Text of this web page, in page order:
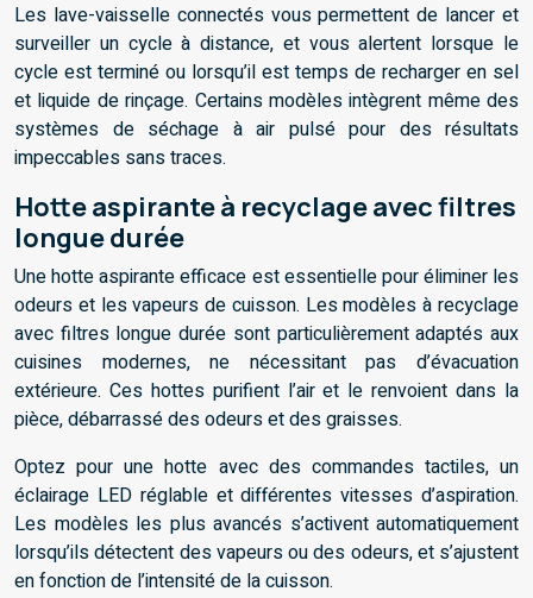
Les lave-vaisselle connectés vous permettent de lancer et
surveiller un cycle à distance, et vous alertent lorsque le
cycle est terminé ou lorsqu’il est temps de recharger en sel
et liquide de rinçage. Certains modèles intègrent même des
systèmes de séchage à air pulsé pour des résultats
impeccables sans traces.
Hotte aspirante à recyclage avec filtres
longue durée
Une hotte aspirante efficace est essentielle pour éliminer les
odeurs et les vapeurs de cuisson. Les modèles à recyclage
avec filtres longue durée sont particulièrement adaptés aux
cuisines modernes, ne nécessitant pas d’évacuation
extérieure. Ces hottes purifient l’air et le renvoient dans la
pièce, débarrassé des odeurs et des graisses.
Optez pour une hotte avec des commandes tactiles, un
éclairage LED réglable et différentes vitesses d’aspiration.
Les modèles les plus avancés s’activent automatiquement
lorsqu’ils détectent des vapeurs ou des odeurs, et s’ajustent
en fonction de l’intensité de la cuisson.